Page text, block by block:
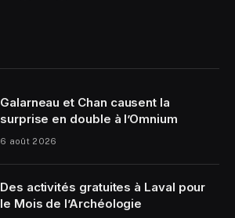
Galarneau et Chan causent la
surprise en double à l’Omnium
6 août 2026
Des activités gratuites à Laval pour
le Mois de l’Archéologie